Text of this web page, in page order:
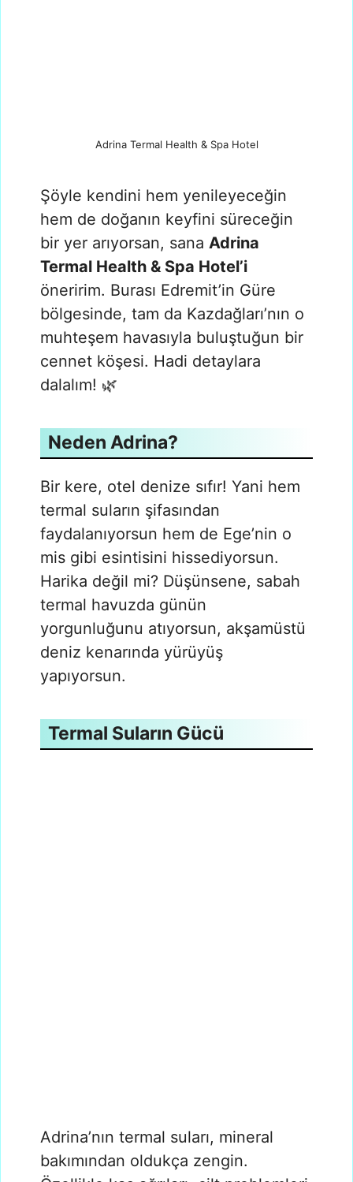
Adrina Termal Health & Spa Hotel
Şöyle kendini hem yenileyeceğin
hem de doğanın keyfini süreceğin
bir yer arıyorsan, sana Adrina
Termal Health & Spa Hotel’i
öneririm. Burası Edremit’in Güre
bölgesinde, tam da Kazdağları’nın o
muhteşem havasıyla buluştuğun bir
cennet köşesi. Hadi detaylara
dalalım! 🌿
Neden Adrina?
Bir kere, otel denize sıfır! Yani hem
termal suların şifasından
faydalanıyorsun hem de Ege’nin o
mis gibi esintisini hissediyorsun.
Harika değil mi? Düşünsene, sabah
termal havuzda günün
yorgunluğunu atıyorsun, akşamüstü
deniz kenarında yürüyüş
yapıyorsun.
Termal Suların Gücü
Adrina’nın termal suları, mineral
bakımından oldukça zengin.